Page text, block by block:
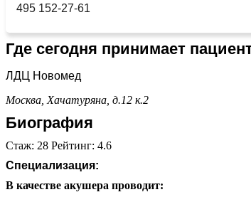
495 152-27-61
Где сегодня принимает
ЛДЦ Новомед
Москва, Хачатуряна, д.12 к.2
Биография
Стаж: 28 Рейтинг: 4.6
Специализация:
В качестве акушера проводит: